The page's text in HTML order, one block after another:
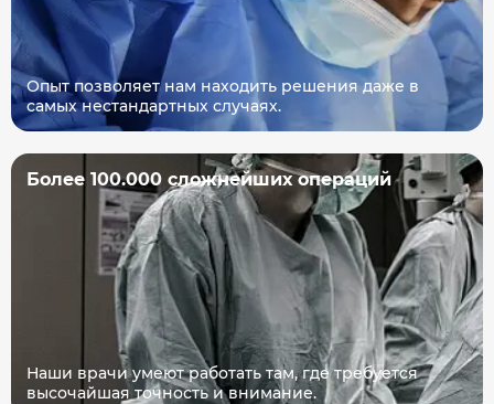
Опыт позволяет нам находить решения даже в
самых нестандартных случаях.
Более 100.000 сложнейших операций
Наши врачи умеют работать там, где требуется
высочайшая точность и внимание.